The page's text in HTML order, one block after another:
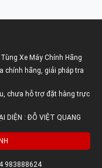
Xe Máy Chính Hãng
chính hãng, giải pháp tra
chưa hỗ trợ đặt hàng trực
DIỆN : ĐỖ VIỆT QUANG
983888624